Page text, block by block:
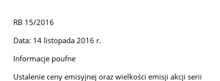
RB 15/2016
Data: 14 listopada 2016 r.
Informacje poufne
Ustalenie ceny emisyjnej oraz wielkości emisji akcji serii